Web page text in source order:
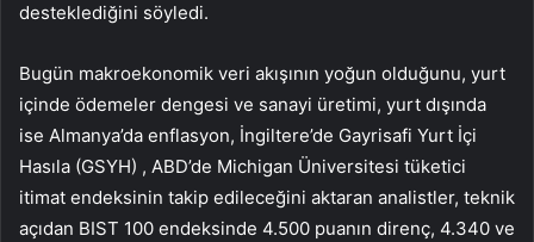
desteklediğini söyledi.
Bugün makroekonomik veri akışının yoğun olduğunu, yurt
içinde ödemeler dengesi ve sanayi üretimi, yurt dışında
ise Almanya’da enflasyon, İngiltere’de Gayrisafi Yurt İçi
Hasıla (GSYH) , ABD’de Michigan Üniversitesi tüketici
itimat endeksinin takip edileceğini aktaran analistler, teknik
açıdan BIST 100 endeksinde 4.500 puanın direnç, 4.340 ve